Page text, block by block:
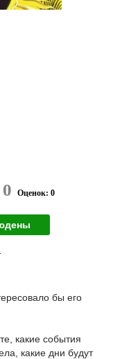
0 Оценок: 0
бы его
какие события
какие дни будут